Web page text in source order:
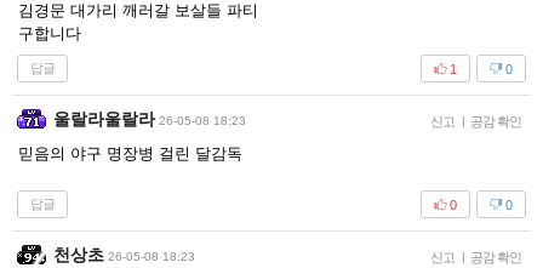
김경문 대가리 깨러갈 보살들 파티
구합니다
답글 0
1
울랄라울랄라 26-05-08 18:23 신고 | 공감 확인
믿음의 야구 명장병 걸린 달감독
답글 0
0
천상초 26-05-08 18:23 신고 | 공감 확인